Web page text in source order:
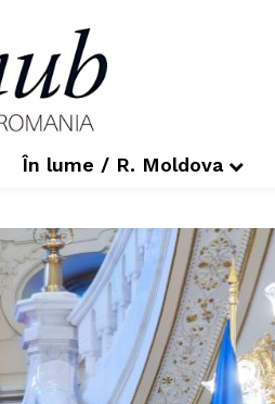
În lume / R. Moldova